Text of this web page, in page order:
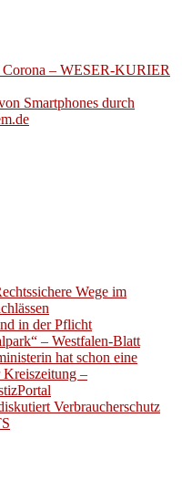
– WESER-KURIER
Smartphones durch
Wege im
in der Pflicht
– Westfalen-Blatt
hat schon eine
Kreiszeitung –
Verbraucherschutz